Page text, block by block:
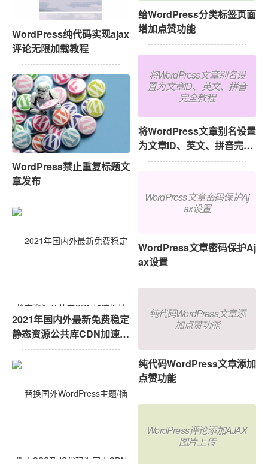
WordPress纯代码实现ajax
评论无限加载教程
WordPress禁止重复标题文
章发布
2021年国内外最新免费稳定
静态资源公共库CDN加速地
址汇总
给WordPress分类标签页面
增加点赞功能
将WordPress文章别名设
置为文章ID、英文、拼音
完全教程
将WordPress文章别名设置
为文章ID、英文、拼音完全
教程
WordPress文章密码保护Aj
ax设置
WordPress文章密码保护Aj
ax设置
纯代码WordPress文章添
加点赞功能
纯代码WordPress文章添加
点赞功能
WordPress评论添加AJAX
图片上传